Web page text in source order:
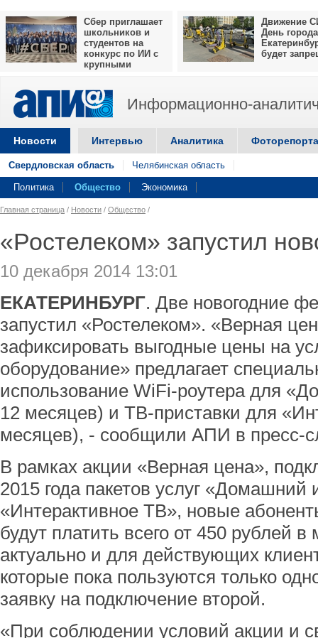
Сбер приглашает
школьников и
студентов на
конкурс по ИИ с
крупными
Движение
День города
будет
Информационно-
Новости Интервью Аналитика
Свердловская область Челябинская область
Политика Общество Экономика
Главная страница / Новости / Общество /
«Ростелеком» запустил
10 декабря 2014 13:01
ЕКАТЕРИНБУРГ. Две новогодние
запустил «Ростелеком». «Верная
зафиксировать выгодные цены на
оборудование» предлагает
использование WiFi-роутера для
12 месяцев) и ТВ-приставки для
месяцев), - сообщили АПИ в пресс-
В рамках акции «Верная цена»,
2015 года пакетов услуг «Домашний
«Интерактивное ТВ», новые
будут платить всего от 450 рублей
актуально и для действующих
которые пока пользуются только
заявку на подключение второй.
«При соблюдении условий акции и